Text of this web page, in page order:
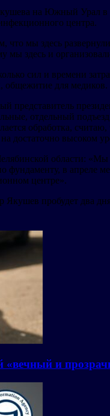
на Южный Урал в
центра.
что мы здесь
мы здесь и
сил и времени
общежитие для
отдельный
обработка,
достаточно высоком
области:
фундаменту, в апреле
центре».
пробудет два
«вечный и